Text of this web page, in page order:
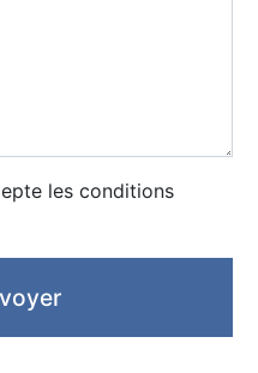
les conditions